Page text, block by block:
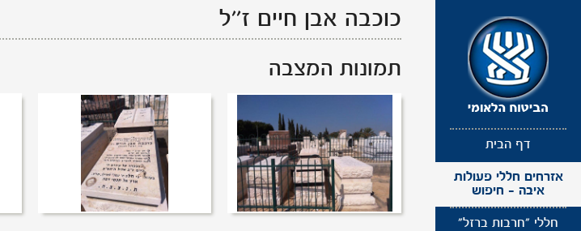
דף הבית
אזרחים חללי פעולות
איבה - חיפוש
חללי "חרבות ברזל"
כוכבה אבן חיים ז''ל
תמונות המצבה